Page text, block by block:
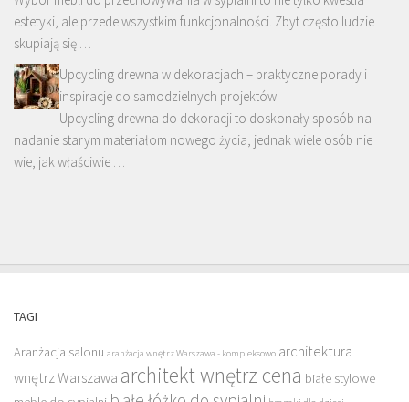
estetyki, ale przede wszystkim funkcjonalności. Zbyt często ludzie
skupiają się …
Upcycling drewna w dekoracjach – praktyczne porady i
inspiracje do samodzielnych projektów
Upcycling drewna do dekoracji to doskonały sposób na
nadanie starym materiałom nowego życia, jednak wiele osób nie
wie, jak właściwie …
TAGI
Aranżacja salonu aranżacja wnętrz Warszawa - kompleksowo architektura
wnętrz Warszawa architekt wnętrz cena białe stylowe